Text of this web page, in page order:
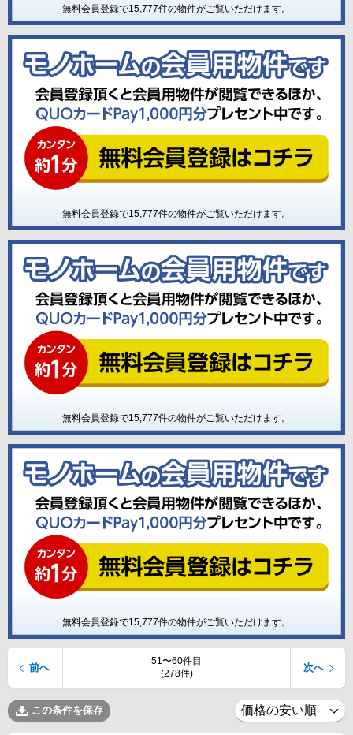
無料会員登録で15,777件の物件がご覧いただけます。
無料会員登録で15,777件の物件がご覧いただけます。
無料会員登録で15,777件の物件がご覧いただけます。
無料会員登録で15,777件の物件がご覧いただけます。
51〜60件目
(278件)
前へ 次へ
この条件を保存